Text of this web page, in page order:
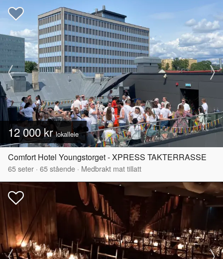
12 000 krlokalleie
Comfort Hotel Youngstorget - XPRESS TAKTERRASSE
65seter · 65stående · Medbrakt mat tillatt